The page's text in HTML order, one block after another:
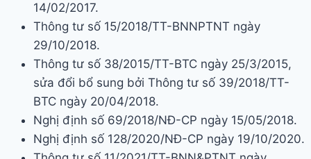
14/02/2017.
Thông tư số 15/2018/TT-BNNPTNT ngày
29/10/2018.
Thông tư số 38/2015/TT-BTC ngày 25/3/2015,
sửa đổi bổ sung bởi Thông tư số 39/2018/TT-
BTC ngày 20/04/2018.
Nghị định số 69/2018/NĐ-CP ngày 15/05/2018.
Nghị định số 128/2020/NĐ-CP ngày 19/10/2020.